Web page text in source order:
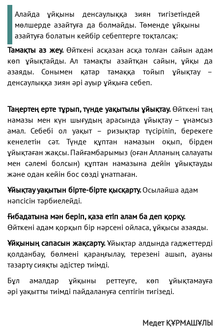
Алайда ұйқыны денсаулыққа зиян тигізетіндей
мөлшерде азайтуға да болмайды. Төменде ұйқыны
азайтуға болатын кейбір себептерге тоқталсақ:
Тамақты аз жеу.Өйткені асқазан асқа толған сайын адам
көп ұйықтайды. Ал тамақты азайтқан сайын, ұйқы да
азаяды. Сонымен қатар тамаққа тойып ұйықтау –
денсаулыққа зиян әрі ауыр ұйқыға себеп.
Таңертең ерте тұрып, түнде уақытылы ұйықтау.Өйткені таң
намазы мен күн шығудың арасында ұйықтау – ұнамсыз
амал. Себебі ол уақыт – ризықтар түсіріліп, берекеге
кенелетін сәт. Түнде құптан намазыноқып, бірден
ұйықтаған жақсы. Пайғамбарымыз (оған Алланың салауаты
мен сәлемі болсын) құптан намазына дейін ұйықтауды
және одан кейін бос сөзді ұнатпаған.
Ұйықтау уақытын бірте-бірте қысқарту.Осылайша адам
нәпсісін тәрбиелейді.
Ғибадатына мән беріп, қаза етіп алам ба деп қорқу.
Өйткені адам қорқып бір нәрсені ойласа, ұйқысы азаяды.
Ұйқының сапасын жақсарту.Ұйықтар алдында гаджеттерді
қолданбау, бөлмені қараңғылау, терезені ашып, ауаны
тазарту сияқты әдістер тиімді.
Бұл амалдар ұйқыны реттеуге, көп ұйықтамауға
әрі уақытты тиімді пайдалануға септігін тигізеді.
Медет ҚҰРМАШҰЛЫ